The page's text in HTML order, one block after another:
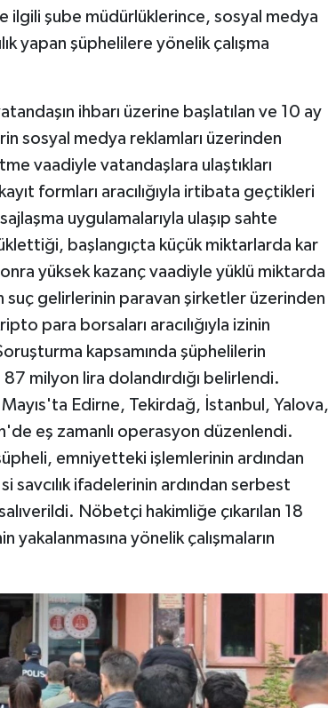
ilgili şube müdürlüklerince, sosyal medya
yapan şüphelilere yönelik çalışma
ihbarı üzerine başlatılan ve 10 ay
sosyal medya reklamları üzerinden
vaadiyle vatandaşlara ulaştıkları
formları aracılığıyla irtibata geçtikleri
uygulamalarıyla ulaşıp sahte
başlangıçta küçük miktarlarda kar
yüksek kazanç vaadiyle yüklü miktarda
suç gelirlerinin paravan şirketler üzerinden
para borsaları aracılığıyla izinin
kapsamında şüphelilerin
milyon lira dolandırdığı belirlendi.
Edirne, Tekirdağ, İstanbul, Yalova,
eş zamanlı operasyon düzenlendi.
emniyetteki işlemlerinin ardından
ifadelerinin ardından serbest
Nöbetçi hakimliğe çıkarılan 18
yakalanmasına yönelik çalışmaların